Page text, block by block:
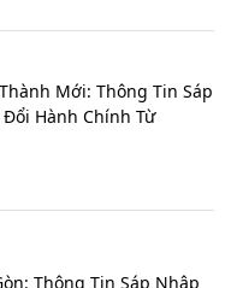
Mới: Thông Tin Sáp
Hành Chính Từ
Thông Tin Sáp Nhập